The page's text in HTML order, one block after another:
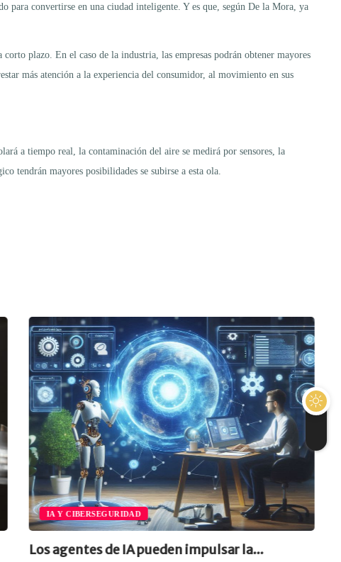
para convertirse en una ciudad inteligente. Y es que, según De la Mora, ya
plazo. En el caso de la industria, las empresas podrán obtener mayores
más atención a la experiencia del consumidor, al movimiento en sus
a tiempo real, la contaminación del aire se medirá por sensores, la
tendrán mayores posibilidades se subirse a esta ola.
IA Y CIBERSEGURIDAD
Los agentes de IA pueden impulsar la...